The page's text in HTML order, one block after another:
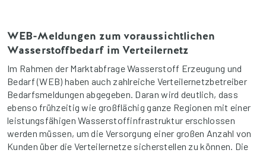
WEB-Meldungen zum voraussichtlichen
Wasserstoffbedarf im Verteilernetz
Im Rahmen der Marktabfrage Wasserstoff Erzeugung und
Bedarf (WEB) haben auch zahlreiche Verteilernetzbetreiber
Bedarfsmeldungen abgegeben. Daran wird deutlich, dass
ebenso frühzeitig wie großflächig ganze Regionen mit einer
leistungsfähigen Wasserstoffinfrastruktur erschlossen
werden müssen, um die Versorgung einer großen Anzahl von
Kunden über die Verteilernetze sicherstellen zu können. Die